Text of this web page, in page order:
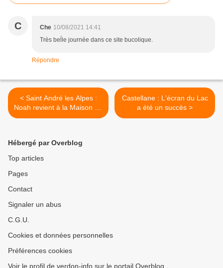
C Che 10/08/2021 14:41
Très beĺle journée dans ce site bucolique.
Répondre
< Saint André les Alpes :
Noah revient à la Maison de
la presse
Castellane : L'écran du Lac
a été un succès >
Hébergé par Overblog
Top articles
Pages
Contact
Signaler un abus
C.G.U.
Cookies et données personnelles
Préférences cookies
Voir le profil de verdon-info sur le portail Overblog